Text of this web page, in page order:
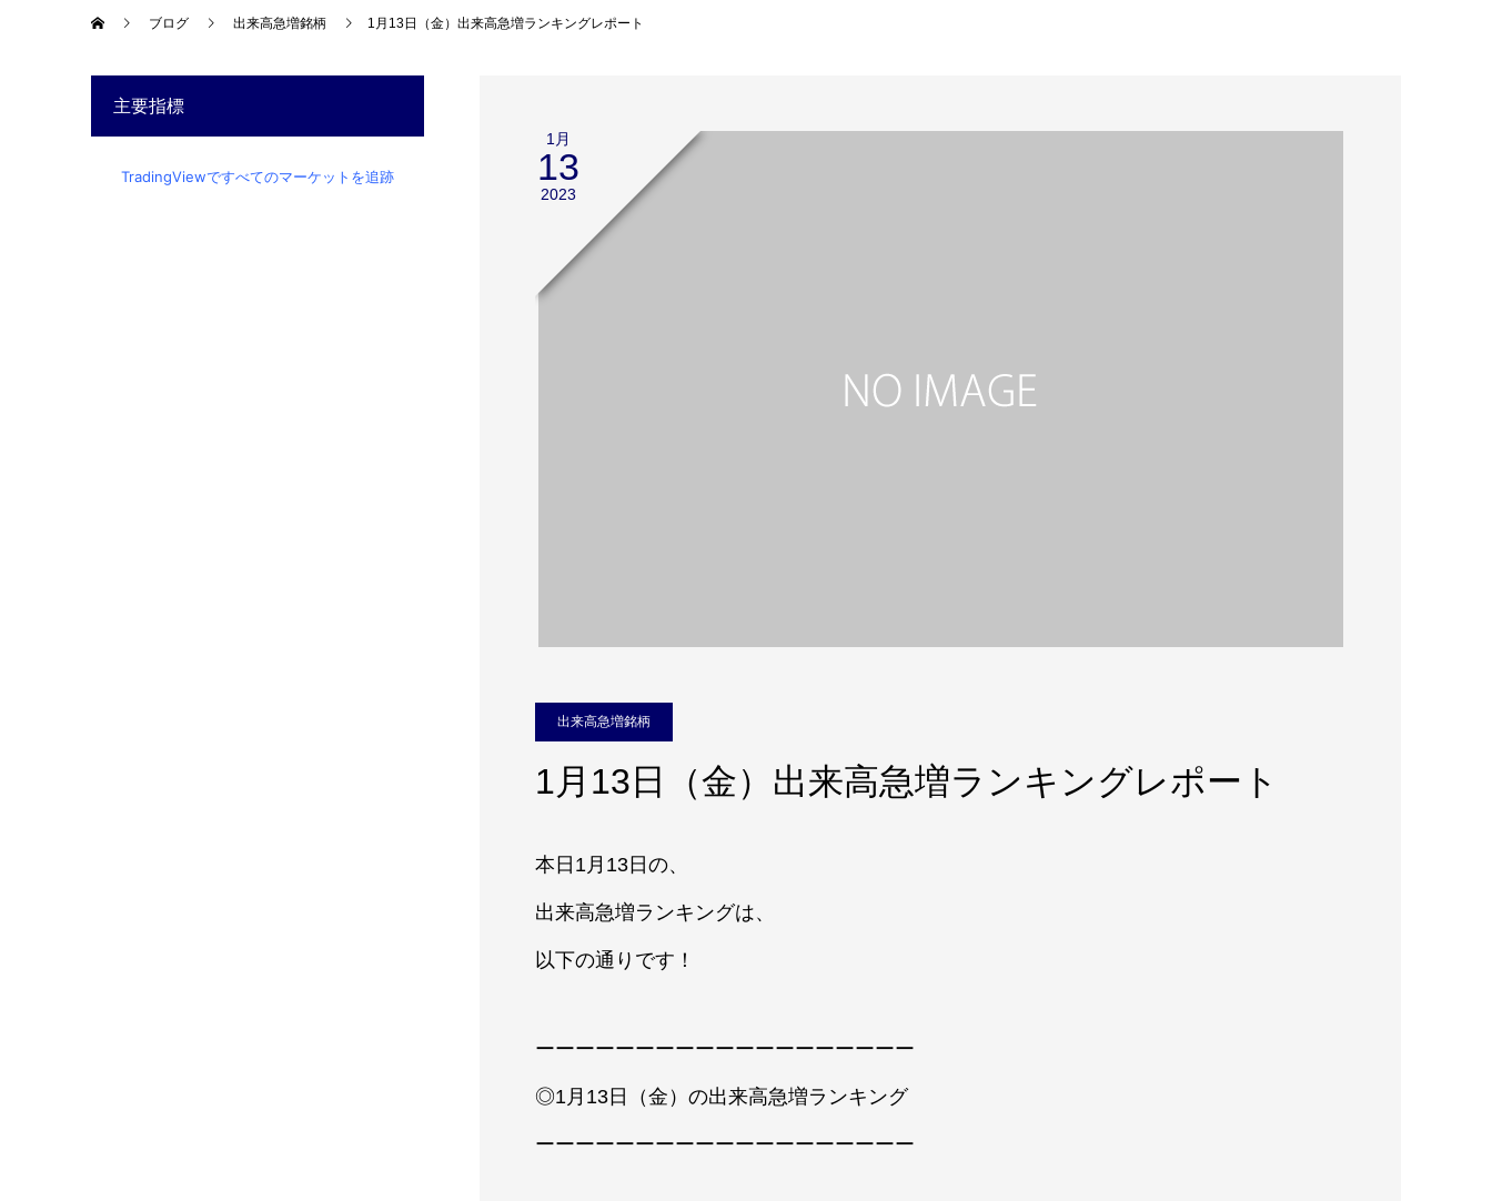
ブログ 出来高急増銘柄 1月13日（金）出来高急増ランキングレポート
1月
13
2023
出来高急増銘柄
1月13日（金）出来高急増ランキングレポート
本日1月13日の、
出来高急増ランキングは、
以下の通りです！
ーーーーーーーーーーーーーーーーーーー
◎1月13日（金）の出来高急増ランキング
ーーーーーーーーーーーーーーーーーーー
主要指標
TradingViewですべてのマーケットを追跡